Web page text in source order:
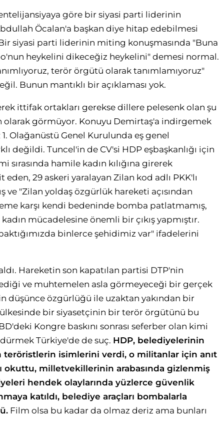
göre bir siyasi parti liderinin
Öcalan'a başkan diye hitap edebilmesi
siyasi parti liderinin miting konuşmasında "Buna
heykelini dikeceğiz heykelini" demesi normal.
terör örgütü olarak tanımlamıyoruz"
Bunun mantıklı bir açıklaması yok.
ittifak ortakları gerekse dillere pelesenk olan şu
olarak görmüyor. Konuyu Demirtaş'a indirgemek
Olağanüstü Genel Kurulunda eş genel
değildi. Tuncel'in de CV'si HDP eşbaşkanlığı için
hamile kadın kılığına girerek
29 askeri yaralayan Zilan kod adlı PKK'lı
ve "Zilan yoldaş özgürlük hareketi açısından
karşı kendi bedeninde bomba patlatmamış,
mücadelesine önemli bir çıkış yapmıştır.
binlerce şehidimiz var" ifadelerini
Hareketin son kapatılan partisi DTP'nin
ve muhtemelen asla görmeyeceği bir gerçek
düşünce özgürlüğü ile uzaktan yakından bir
bir siyasetçinin bir terör örgütünü bu
Kongre baskını sonrası seferber olan kimi
Türkiye'de de suç. HDP, belediyelerinin
isimlerini verdi, o militanlar için anıt
okuttu, milletvekillerinin arabasında gizlenmiş
hendek olaylarında yüzlerce güvenlik
katıldı, belediye araçları bombalarla
Film olsa bu kadar da olmaz deriz ama bunları